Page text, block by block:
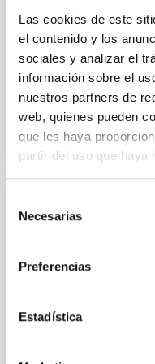
Las cookies de este
el contenido y los
sociales y analizar el
información sobre el
nuestros partners de
web, quienes pueden
que les haya
partir del uso que haya
Necesarias
Preferencias
Estadística
REGLAMENTO (CE)
18 de marzo de
2005/32/CE del
lo...
DOCUMENT
2024 ORM
DATOS